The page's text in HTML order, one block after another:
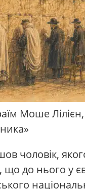
Моше
чоловік,
до нього у